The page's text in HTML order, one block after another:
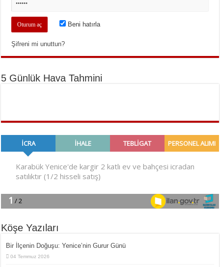
Beni hatırla
Şifreni mi unuttun?
5 Günlük Hava Tahmini
Köşe Yazıları
Bir İlçe­nin Do­ğu­şu: Ye­ni­ce’nin Gurur Günü
04 Temmuz 2026